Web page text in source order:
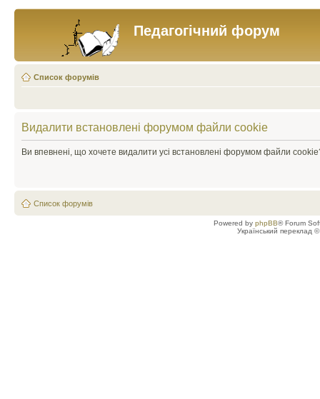
Педагогічний форум
Список форумів
Видалити встановлені форумом файли cookie
Ви впевнені, що хочете видалити усі встановлені форумом файли
Список форумів
Powered by phpBB® Forum
Український переклад